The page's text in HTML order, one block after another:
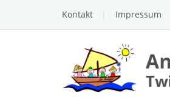
content
Kontakt Impressum